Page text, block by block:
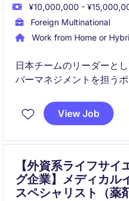
¥10,000,000 -
Foreign Multinational
Work from Home or
日本チームのリーダーと
バーマネジメントを担うポ
グローバルチームやクラ
ら、大規模な薬事申請プ
View Job
【外資系ライフサ
グ企業】メディカル
スペシャリスト（薬